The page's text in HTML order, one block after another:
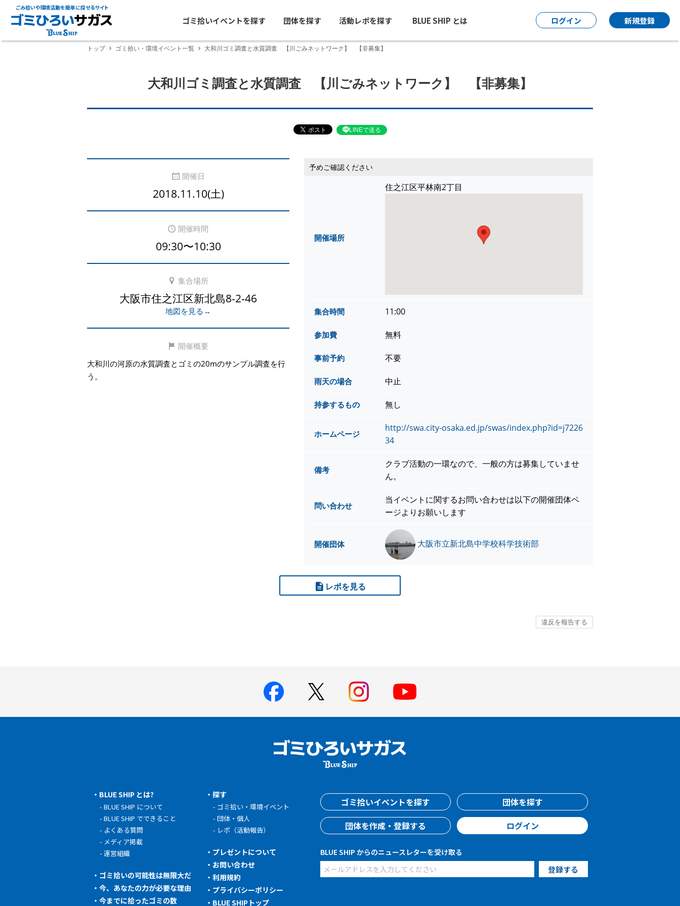
ごみ拾いや環境活動を簡単に探せるサイト
ゴミ拾いイベントを探す 団体を探す 活動レポを探す BLUE SHIP とは ログイン 新規登録
トップ ゴミ拾い・環境イベント一覧 大和川ゴミ調査と水質調査 【川ごみネットワーク】 【非募集】
大和川ゴミ調査と水質調査 【川ごみネットワーク】 【非募集】
LINEで送る
開催日
2018.11.10(土)
開催時間
09:30〜10:30
集合場所
大阪市住之江区新北島8-2-46
地図を見る→
開催概要
大和川の河原の水質調査とゴミの20mのサンプル調査を行
う。
予めご確認ください
開催場所
住之江区平林南2丁目
集合時間 11:00
参加費 無料
事前予約 不要
雨天の場合 中止
持参するもの 無し
ホームページ
http://swa.city-osaka.ed.jp/swas/index.php?id=j7226
34
備考
クラブ活動の一環なので、一般の方は募集していませ
ん。
問い合わせ
当イベントに関するお問い合わせは以下の開催団体ペ
ージよりお願いします
開催団体 大阪市立新北島中学校科学技術部
レポを見る
BLUE SHIP とは?
BLUE SHIP について
BLUE SHIP でできること
よくある質問
メディア掲載
運営組織
ゴミ拾いの可能性は無限大だ
今、あなたの力が必要な理由
今までに拾ったゴミの数
探す
ゴミ拾い・環境イベント
団体・個人
レポ（活動報告）
プレゼントについて
お問い合わせ
利用規約
プライバシーポリシー
BLUE SHIPトップ
ゴミ拾いイベントを探す
団体を探す
団体を作成・登録する
ログイン
BLUE SHIP からのニュースレターを受け取る